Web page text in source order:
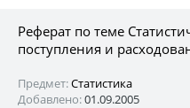
Реферат по теме
поступления и
Предмет:Статистика
Добавлено:01.09.2005